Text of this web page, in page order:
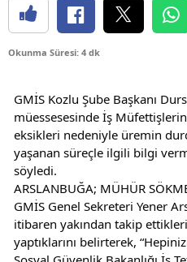
Okunma Süresi: 4 dk
GMİS Kozlu Şube Başkanı
müessesesinde İş
eksikleri nedeniyle üremin
yaşanan süreçle ilgili bilgi
söyledi.
ARSLANBUĞA; MÜHÜR
GMİS Genel Sekreteri Yener
itibaren yakından takip
yaptıklarını belirterek,